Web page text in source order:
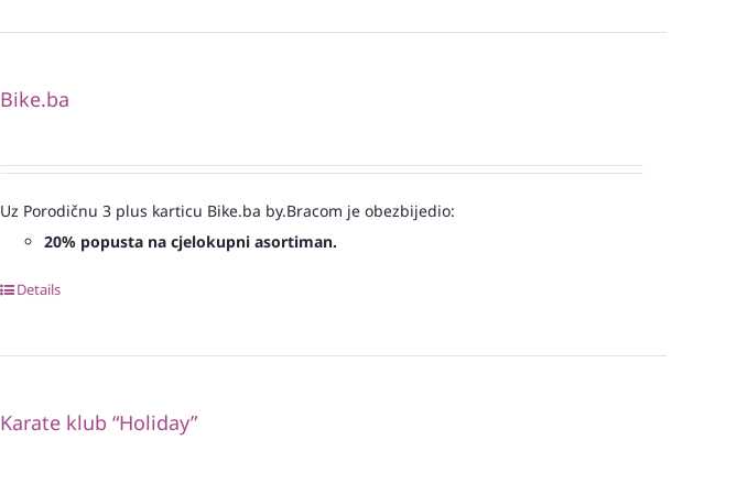
Bike.ba
Uz Porodičnu 3 plus karticu Bike.ba by.Bracom je obezbijedio:
20% popusta na cjelokupni asortiman.
Details
Karate klub “Holiday”